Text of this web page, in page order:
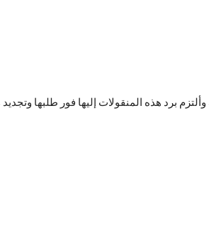
سبيل الأمانة وألتزم برد هذه المنقولات إليها فور طلبها